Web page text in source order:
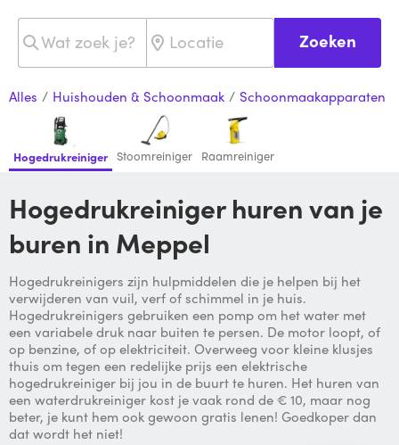
Zoeken
Alles / Huishouden & Schoonmaak / Schoonmaakapparaten
Hogedrukreiniger Stoomreiniger Raamreiniger
Hogedrukreiniger huren van je
buren in Meppel
Hogedrukreinigers zijn hulpmiddelen die je helpen bij het
verwijderen van vuil, verf of schimmel in je huis.
Hogedrukreinigers gebruiken een pomp om het water met
een variabele druk naar buiten te persen. De motor loopt, of
op benzine, of op elektriciteit. Overweeg voor kleine klusjes
thuis om tegen een redelijke prijs een elektrische
hogedrukreiniger bij jou in de buurt te huren. Het huren van
een waterdrukreiniger kost je vaak rond de € 10, maar nog
beter, je kunt hem ook gewoon gratis lenen! Goedkoper dan
dat wordt het niet!